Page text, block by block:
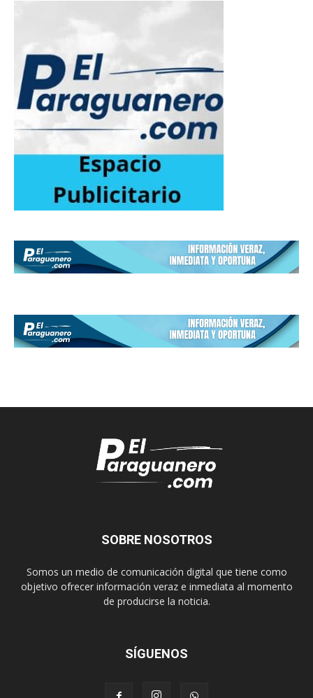
SOBRE NOSOTROS
Somos un medio de comunicación digital que tiene como
objetivo ofrecer información veraz e inmediata al momento
de producirse la noticia.
SÍGUENOS